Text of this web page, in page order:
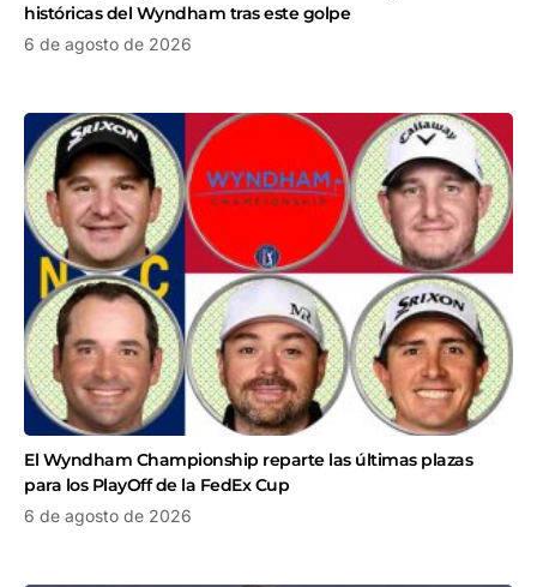
históricas del Wyndham tras este golpe
6 de agosto de 2026
El Wyndham Championship reparte las últimas plazas
para los PlayOff de la FedEx Cup
6 de agosto de 2026